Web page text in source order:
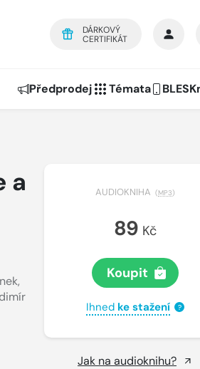
DÁRKOVÝ
CERTIFIKÁT
Předprodej Témata
a
,
AUDIOKNIHA (MP3)
89 Kč
Koupit
Ihned ke stažení ?
Jak na audioknihu?